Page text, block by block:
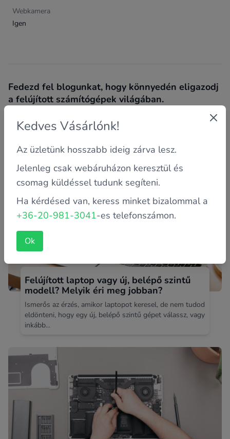
Webkamera
Igen
Fedezd fel blogunkat, hogy könnyedén eligazodj
a felújított számítógépek világában.
gyűjteményét, ahol alapvető számítástechnikai
sok más izgalmas témával foglalkozunk.
Felújított laptop vagy új, belépő szintű
modell? Melyik éri meg jobban?
Ismerős az érzés, amikor laptopot keresel, de nem tudod
eldönteni, hogy egy új, belépő szintű gépet válassz, vagy
inkább...
Kedves Vásárlónk!
Az üzletünk hosszabb ideig zárva lesz.
Jelenleg csak webáruházon keresztül és
csomag küldéssel tudunk segíteni.
Ha kérdésed van, keress minket bizalommal a
+36-20-981-3041-es telefonszámon.
Ok